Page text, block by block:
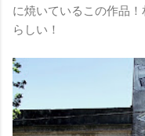
に焼いているこの作品
らしい！